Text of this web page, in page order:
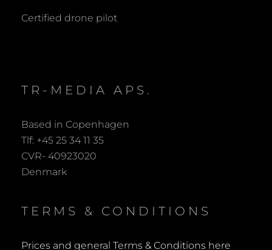
Certified drone pilot
TR-MEDIA APS.
Based in Copenhagen
Tlf: +45 25 34 11 35
CVR- 40923020
Denmark
TERMS & CONDITIONS
Prices and general Terms & Conditions here